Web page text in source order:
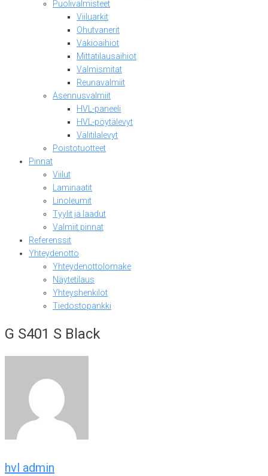
Puolivalmisteet
Viiluarkit
Ohutvanerit
Vakioaihiot
Mittatilausaihiot
Valmismitat
Reunavalmiit
Asennusvalmiit
HVL-paneeli
HVL-pöytälevyt
Välitilalevyt
Poistotuotteet
Pinnat
Viilut
Laminaatit
Linoleumit
Tyylit ja laadut
Valmiit pinnat
Referenssit
Yhteydenotto
Yhteydenottolomake
Näytetilaus
Yhteyshenkilöt
Tiedostopankki
G S401 S Black
hvl admin